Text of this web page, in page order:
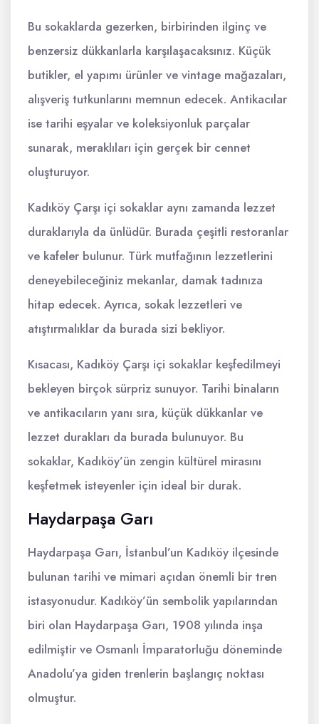
Bu sokaklarda gezerken, birbirinden ilginç ve
benzersiz dükkanlarla karşılaşacaksınız. Küçük
butikler, el yapımı ürünler ve vintage mağazaları,
alışveriş tutkunlarını memnun edecek. Antikacılar
ise tarihi eşyalar ve koleksiyonluk parçalar
sunarak, meraklıları için gerçek bir cennet
oluşturuyor.
Kadıköy Çarşı içi sokaklar aynı zamanda lezzet
duraklarıyla da ünlüdür. Burada çeşitli restoranlar
ve kafeler bulunur. Türk mutfağının lezzetlerini
deneyebileceğiniz mekanlar, damak tadınıza
hitap edecek. Ayrıca, sokak lezzetleri ve
atıştırmalıklar da burada sizi bekliyor.
Kısacası, Kadıköy Çarşı içi sokaklar keşfedilmeyi
bekleyen birçok sürpriz sunuyor. Tarihi binaların
ve antikacıların yanı sıra, küçük dükkanlar ve
lezzet durakları da burada bulunuyor. Bu
sokaklar, Kadıköy’ün zengin kültürel mirasını
keşfetmek isteyenler için ideal bir durak.
Haydarpaşa Garı
Haydarpaşa Garı, İstanbul’un Kadıköy ilçesinde
bulunan tarihi ve mimari açıdan önemli bir tren
istasyonudur. Kadıköy’ün sembolik yapılarından
biri olan Haydarpaşa Garı, 1908 yılında inşa
edilmiştir ve Osmanlı İmparatorluğu döneminde
Anadolu’ya giden trenlerin başlangıç noktası
olmuştur.